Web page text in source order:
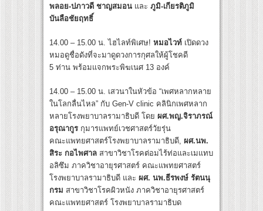
พลอย-ปภาวดี ชาญสมอน และ ภูมิ-เกียรติภูมิ
บันลือชัยฤทธิ์
14.00 – 15.00 น. ไฮไลท์พิเศษ! หมอไวท์ เปิดดวง
หมอดูชื่อดังที่จะมาดูดวงการกุศลให้ผู้โชคดี
5 ท่าน พร้อมแจกพระพิฆเนศ 13 องค์
14.00 – 15.00 น. เสวนาในหัวข้อ “เพศหลากหลาย
ในโลกลื่นไหล” กับ Gen-V clinic คลินิกเพศหลาก
หลายโรงพยาบาลรามาธิบดี โดย ผศ.พญ.จิราภรณ์
อรุณากูร กุมารแพทย์เวชศาสตร์วัยรุ่น
คณะแพทยศาสตร์โรงพยาบาลรามาธิบดี, ผศ.นพ.
สิระ กอไพศาล สาขาวิชาโรคต่อมไร้ท่อและเมแทบ
อลิซึม ภาควิชาอายุรศาสตร์ คณะแพทยศาสตร์
โรงพยาบาลรามาธิบดี และ ผศ. นพ.ธีรพงษ์ รัตนนุ
กรม สาขาวิชาโรคผิวหนัง ภาควิชาอายุรศาสตร์
คณะแพทยศาสตร์ โรงพยาบาลรามาธิบด